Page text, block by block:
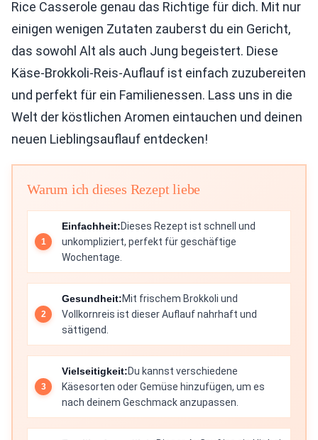
Rice Casserole genau das Richtige für dich. Mit nur
einigen wenigen Zutaten zauberst du ein Gericht,
das sowohl Alt als auch Jung begeistert. Diese
Käse-Brokkoli-Reis-Auflauf ist einfach zuzubereiten
und perfekt für ein Familienessen. Lass uns in die
Welt der köstlichen Aromen eintauchen und deinen
neuen Lieblingsauflauf entdecken!
Warum ich dieses Rezept liebe
Einfachheit:Dieses Rezept ist schnell und
unkompliziert, perfekt für geschäftige
Wochentage.
Gesundheit:Mit frischem Brokkoli und
Vollkornreis ist dieser Auflauf nahrhaft und
sättigend.
Vielseitigkeit:Du kannst verschiedene
Käsesorten oder Gemüse hinzufügen, um es
nach deinem Geschmack anzupassen.